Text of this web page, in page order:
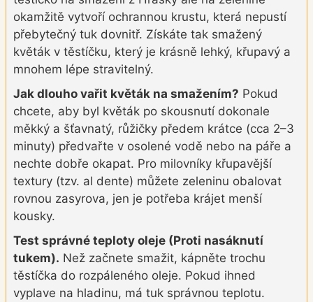
okamžitě vytvoří ochrannou krustu, která nepustí
přebytečný tuk dovnitř. Získáte tak smažený
květák v těstíčku, který je krásně lehký, křupavý a
mnohem lépe stravitelný.
Jak dlouho vařit květák na smažením? Pokud
chcete, aby byl květák po skousnutí dokonale
měkký a šťavnatý, růžičky předem krátce (cca 2–3
minuty) předvařte v osolené vodě nebo na páře a
nechte dobře okapat. Pro milovníky křupavější
textury (tzv. al dente) můžete zeleninu obalovat
rovnou zasyrova, jen je potřeba krájet menší
kousky.
Test správné teploty oleje (Proti nasáknutí
tukem). Než začnete smažit, kápněte trochu
těstíčka do rozpáleného oleje. Pokud ihned
vyplave na hladinu, má tuk správnou teplotu.